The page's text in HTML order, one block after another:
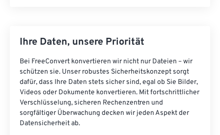
Ihre Daten, unsere Priorität
Bei FreeConvert konvertieren wir nicht nur Dateien – wir
schützen sie. Unser robustes Sicherheitskonzept sorgt
dafür, dass Ihre Daten stets sicher sind, egal ob Sie Bilder,
Videos oder Dokumente konvertieren. Mit fortschrittlicher
Verschlüsselung, sicheren Rechenzentren und
sorgfältiger Überwachung decken wir jeden Aspekt der
Datensicherheit ab.